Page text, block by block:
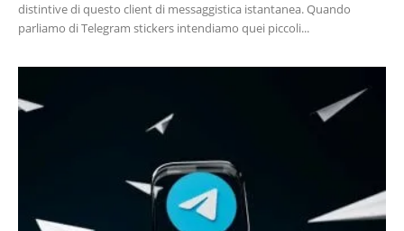
distintive di questo client di messaggistica istantanea. Quando
parliamo di Telegram stickers intendiamo quei piccoli...